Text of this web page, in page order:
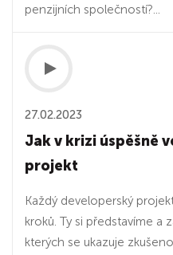
penzijních společností?...
27.02.2023
Jak v krizi úspěšně
projekt
Každý developerský
kroků. Ty si představíme a
kterých se ukazuje